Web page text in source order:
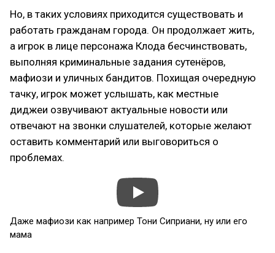
Но, в таких условиях приходится существовать и
работать гражданам города. Он продолжает жить,
а игрок в лице персонажа Клода бесчинствовать,
выполняя криминальные задания сутенёров,
мафиози и уличных бандитов. Похищая очередную
тачку, игрок может услышать, как местные
диджеи озвучивают актуальные новости или
отвечают на звонки слушателей, которые желают
оставить комментарий или выговориться о
проблемах.
Даже мафиози как например Тони Сиприани, ну или его
мама